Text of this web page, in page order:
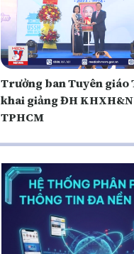
Trưởng ban Tuyên giáo
khai giảng ĐH
TPHCM